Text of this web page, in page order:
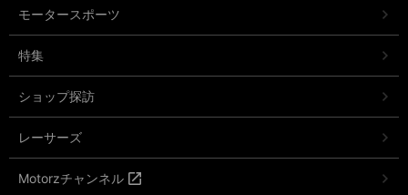
モータースポーツ
特集
ショップ探訪
レーサーズ
Motorzチャンネル